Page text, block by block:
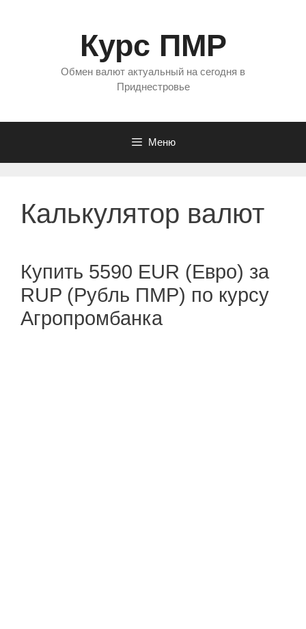
Курс ПМР
Обмен валют актуальный на сегодня в
Приднестровье
Меню
Калькулятор валют
Купить 5590 EUR (Евро) за
RUP (Рубль ПМР) по курсу
Агропромбанка